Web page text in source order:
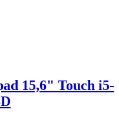
15,6" Touch i5-